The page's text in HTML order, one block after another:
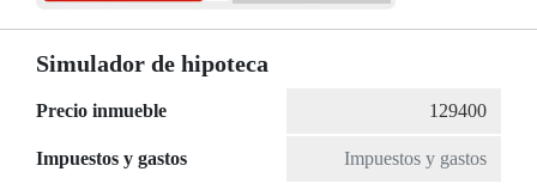
Simulador de hipoteca
Precio inmueble
Impuestos y gastos